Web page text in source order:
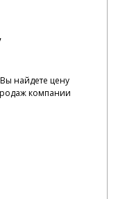
найдете цену
компании